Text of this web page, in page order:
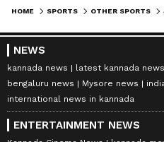
HOME SPORTS OTHER SPORTS
NEWS
kannada news latest kannada news
bengaluru news
Mysore news
international news in kannada
ENTERTAINMENT NEWS